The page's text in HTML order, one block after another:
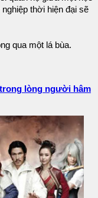
thời hiện đại sẽ
qua một lá bùa.
lòng người hâm